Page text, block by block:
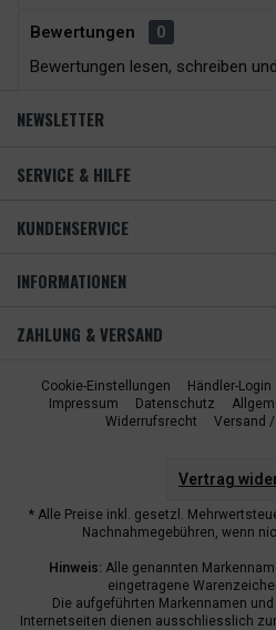
Bewertungen
0
Bewertungen lesen, schreiben
NEWSLETTER
SERVICE & HILFE
KUNDENSERVICE
INFORMATIONEN
ZAHLUNG & VERSAND
Cookie-Einstellungen Händler-Login
Impressum
Datenschutz
Widerrufsrecht
Versand
Vertrag
* Alle Preise inkl. gesetzl.
Nachnahmegebühren, wenn
Hinweis: Alle genannten
eingetragene
Die aufgeführten Markennamen
Internetseiten dienen ausschliesslich